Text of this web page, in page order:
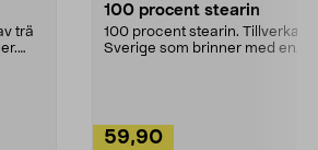
trä
100 procent stearin
100 procent stearin. Tillverkade i
Sverige som brinner med en
59,90